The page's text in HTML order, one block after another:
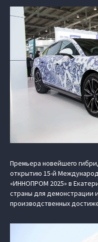
Премьера новейшего
открытию 15-й
«ИННОПРОМ 2025» в
страны для демонстрации
производственных